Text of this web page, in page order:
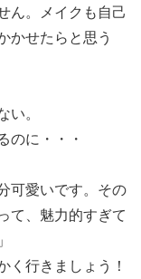
ん。メイクも自己
かせたらと思う
い。
のに・・・
可愛いです。その
て、魅力的すぎて
く行きましょう！